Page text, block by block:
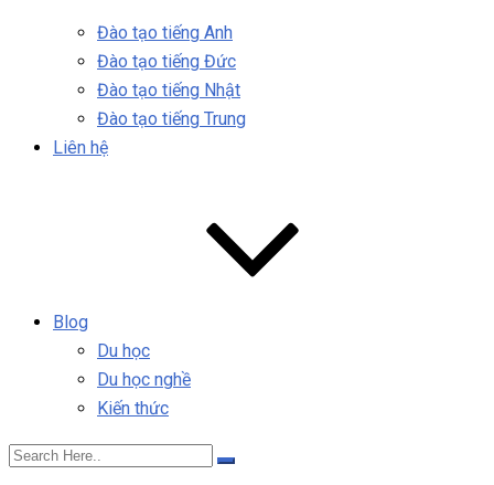
Đào tạo tiếng Anh
Đào tạo tiếng Đức
Đào tạo tiếng Nhật
Đào tạo tiếng Trung
Liên hệ
Blog
Du học
Du học nghề
Kiến thức